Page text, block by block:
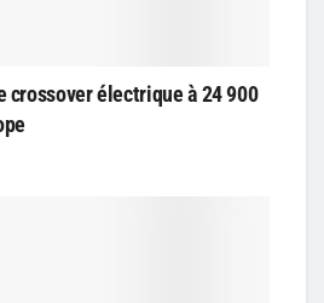
crossover électrique à 24 900